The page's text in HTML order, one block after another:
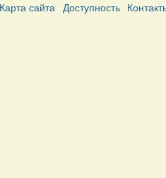
Карта сайта Доступность